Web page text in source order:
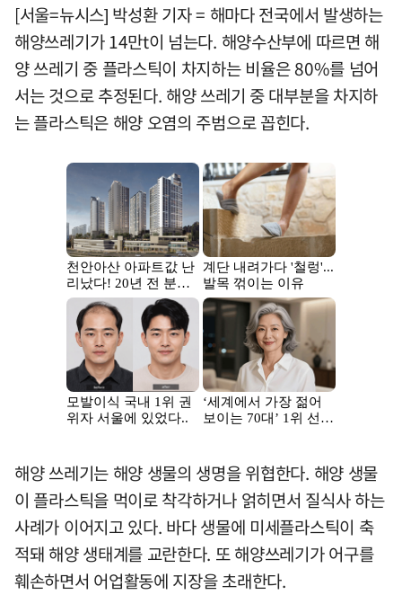
[서울=뉴시스] 박성환 기자 = 해마다 전국에서 발생하는
해양쓰레기가 14만t이 넘는다. 해양수산부에 따르면 해
양 쓰레기 중 플라스틱이 차지하는 비율은 80%를 넘어
서는 것으로 추정된다. 해양 쓰레기 중 대부분을 차지하
는 플라스틱은 해양 오염의 주범으로 꼽힌다.
해양 쓰레기는 해양 생물의 생명을 위협한다. 해양 생물
이 플라스틱을 먹이로 착각하거나 얽히면서 질식사 하는
사례가 이어지고 있다. 바다 생물에 미세플라스틱이 축
적돼 해양 생태계를 교란한다. 또 해양쓰레기가 어구를
훼손하면서 어업활동에 지장을 초래한다.